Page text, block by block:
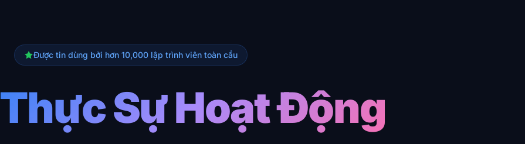
Được tin dùng bởi hơn 10,000 lập trình viên toàn cầu
Thực Sự Hoạt Động